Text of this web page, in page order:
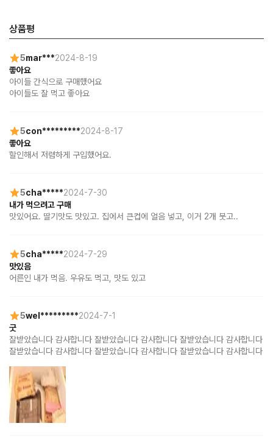
상품평
5mar***2024-8-19
좋아요
아이들 간식으로 구매했어요
아이들도 잘 먹고 좋아요
5con*********2024-8-17
좋아요
할인해서 저렴하게 구입했어요.
5cha*****2024-7-30
내가 먹으려고 구매
맛있어요. 딸기맛도 맛있고. 집에서 큰컵에 얼음 넣고, 이거 2개 붓고..
5cha*****2024-7-29
맛있음
어른인 내가 먹음. 우유도 먹고, 맛도 있고
5wel*********2024-7-1
굿
잘받았습니다 감사합니다 잘받았습니다 감사합니다 잘받았습니다 감사합니다
잘받았습니다 감사합니다 잘받았습니다 감사합니다 잘받았습니다 감사합니다